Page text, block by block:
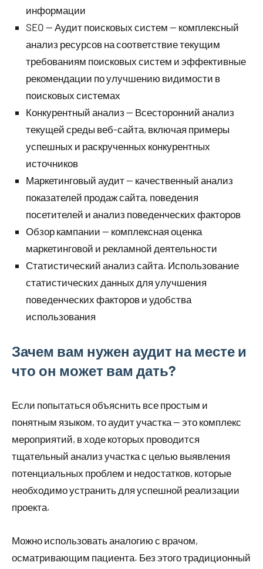
информации
SEO — Аудит поисковых систем — комплексный
анализ ресурсов на соответствие текущим
требованиям поисковых систем и эффективные
рекомендации по улучшению видимости в
поисковых системах
Конкурентный анализ — Всесторонний анализ
текущей среды веб-сайта, включая примеры
успешных и раскрученных конкурентных
источников
Маркетинговый аудит — качественный анализ
показателей продаж сайта, поведения
посетителей и анализ поведенческих факторов
Обзор кампании — комплексная оценка
маркетинговой и рекламной деятельности
Статистический анализ сайта. Использование
статистических данных для улучшения
поведенческих факторов и удобства
использования
Зачем вам нужен аудит на месте и
что он может вам дать?
Если попытаться объяснить все простым и
понятным языком, то аудит участка — это комплекс
мероприятий, в ходе которых проводится
тщательный анализ участка с целью выявления
потенциальных проблем и недостатков, которые
необходимо устранить для успешной реализации
проекта.
Можно использовать аналогию с врачом,
осматривающим пациента. Без этого традиционный